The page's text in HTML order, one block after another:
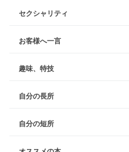
セクシャリティ
お客様へ一言
趣味、特技
自分の長所
自分の短所